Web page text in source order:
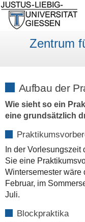
Zentrum
Aufbau der
Wie sieht so ein
eine grundsätzlich
In der
Sie eine
Wintersemester wäre
Februar, im
Juli.
Blockpraktika